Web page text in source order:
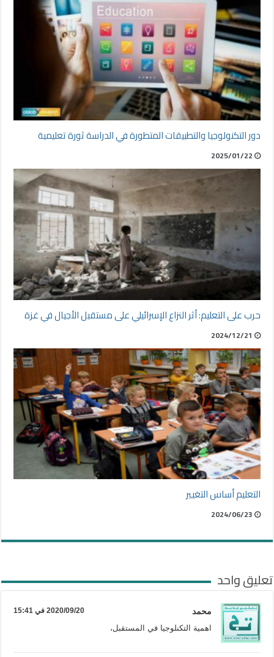
دور التكنولوجيا والتطبيقات المتطورة في الدراسة ثورة تعليمية
2025/01/22
حرب على التعليم: أثر النزاع الإسرائيلي على مستقبل الأجيال في غزة
2024/12/21
التعليم أساس التغيير
2024/06/23
تعليق واحد
محمد 2020/09/20 في 15:41
اهمية التكنلوجيا في المستقبل،